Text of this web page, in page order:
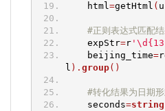
html=getHtml (
#正则表达式匹配
expStr=r
beijing_time=
l ). group()
#转化结果为日期
seconds=string